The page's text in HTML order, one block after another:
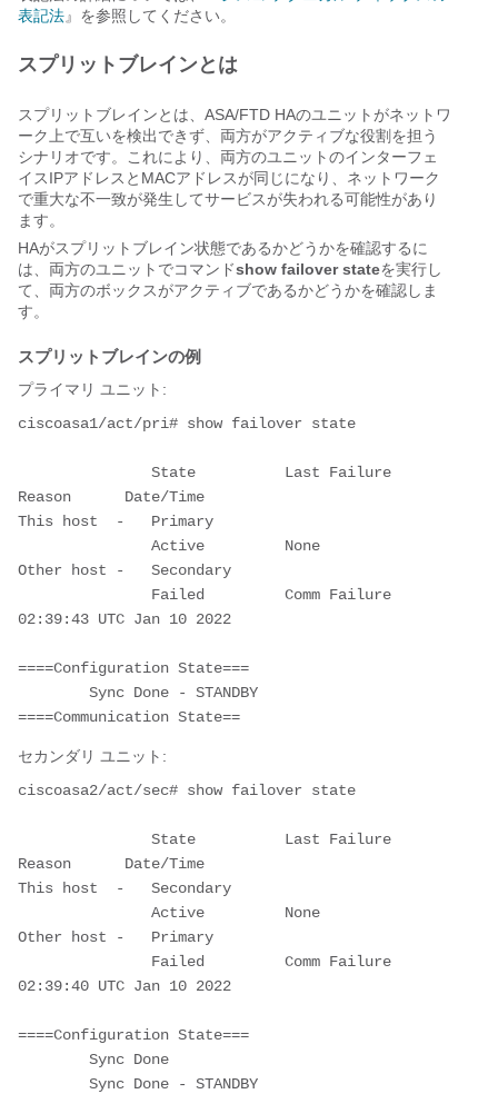
表記法』を参照してください。
スプリットブレインとは
スプリットブレインとは、ASA/FTD HAのユニットがネットワ
ーク上で互いを検出できず、両方がアクティブな役割を担う
シナリオです。これにより、両方のユニットのインターフェ
イスIPアドレスとMACアドレスが同じになり、ネットワーク
で重大な不一致が発生してサービスが失われる可能性があり
ます。
HAがスプリットブレイン状態であるかどうかを確認するに
は、両方のユニットでコマンドshow failover stateを実行し
て、両方のボックスがアクティブであるかどうかを確認しま
す。
スプリットブレインの例
プライマリ ユニット:
ciscoasa1/act/pri# show failover state
Reason      Date/Time
This host  -   Primary
Active         None
Other host -   Secondary
02:39:43 UTC Jan 10 2022
====Configuration State===
        Sync Done - STANDBY
====Communication State==
セカンダリ ユニット:
ciscoasa2/act/sec# show failover state
Reason      Date/Time
This host  -   Secondary
Active         None
Other host -   Primary
02:39:40 UTC Jan 10 2022
====Configuration State===
Sync Done
        Sync Done - STANDBY